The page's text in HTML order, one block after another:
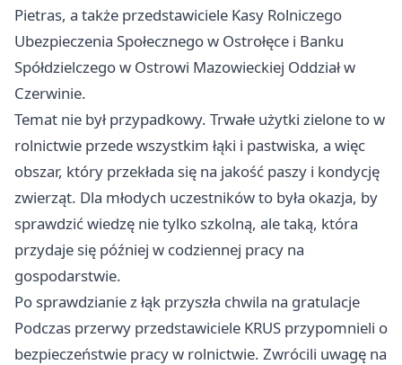
Pietras, a także przedstawiciele Kasy Rolniczego
Ubezpieczenia Społecznego w Ostrołęce i Banku
Spółdzielczego w Ostrowi Mazowieckiej Oddział w
Czerwinie.
Temat nie był przypadkowy. Trwałe użytki zielone to w
rolnictwie przede wszystkim łąki i pastwiska, a więc
obszar, który przekłada się na jakość paszy i kondycję
zwierząt. Dla młodych uczestników to była okazja, by
sprawdzić wiedzę nie tylko szkolną, ale taką, która
przydaje się później w codziennej pracy na
gospodarstwie.
Po sprawdzianie z łąk przyszła chwila na gratulacje
Podczas przerwy przedstawiciele KRUS przypomnieli o
bezpieczeństwie pracy w rolnictwie. Zwrócili uwagę na